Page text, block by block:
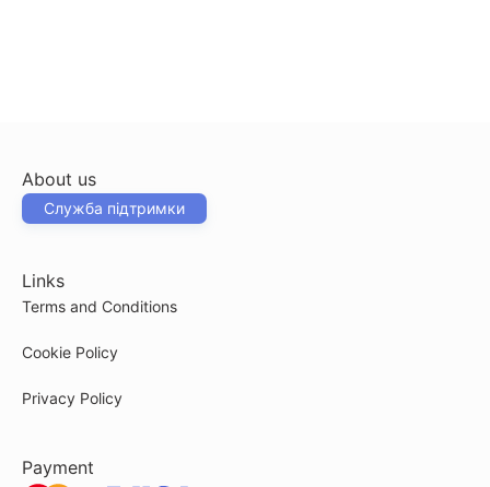
About us
Служба підтримки
Links
Terms and Conditions
Cookie Policy
Privacy Policy
Payment